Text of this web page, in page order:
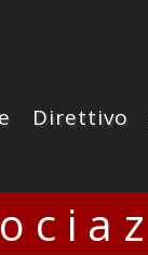
Direttivo